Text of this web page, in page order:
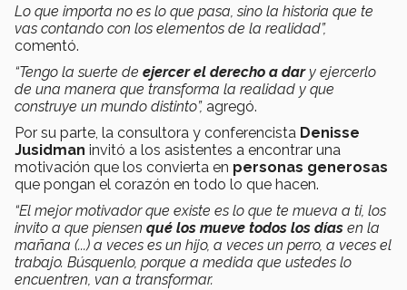
Lo que importa no es lo que pasa, sino la historia que te
vas contando con los elementos de la realidad”,
comentó.
“Tengo la suerte de ejercer el derecho a dary ejercerlo
de una manera que transforma la realidad y que
construye un mundo distinto”, agregó.
Por su parte, la consultora y conferencista Denisse
Jusidman invitó a los asistentes a encontrar una
motivación que los convierta en personas generosas
que pongan el corazón en todo lo que hacen.
“El mejor motivador que existe es lo que te mueva a ti, los
invito a que piensen qué los mueve todos los días en la
mañana (...) a veces es un hijo, a veces un perro, a veces el
trabajo. Búsquenlo, porque a medida que ustedes lo
encuentren, van a transformar.